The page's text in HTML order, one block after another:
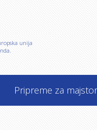
unija
Pripreme za